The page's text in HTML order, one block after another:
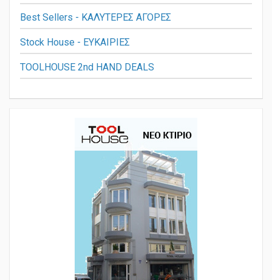
Best Sellers - ΚΑΛΥΤΕΡΕΣ ΑΓΟΡΕΣ
Stock House - ΕΥΚΑΙΡΙΕΣ
TOOLHOUSE 2nd HAND DEALS